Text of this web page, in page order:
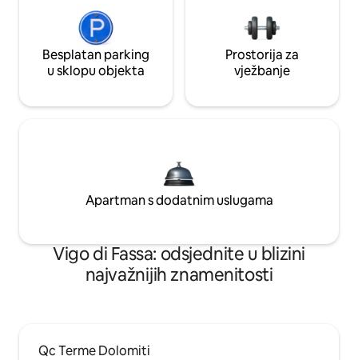
Besplatan parking
u sklopu objekta
Prostorija za
vježbanje
Apartman s dodatnim uslugama
Vigo di Fassa: odsjednite u blizini
najvažnijih znamenitosti
Qc Terme Dolomiti